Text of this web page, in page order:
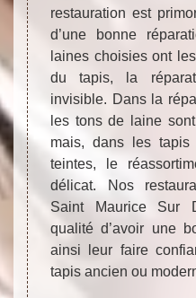
restauration est
d’une bonne
laines choisies ont
du tapis, la
invisible. Dans la
les tons de laine
mais, dans les
teintes, le
délicat. Nos
Saint Maurice Sur
qualité d’avoir une
ainsi leur faire
tapis ancien ou